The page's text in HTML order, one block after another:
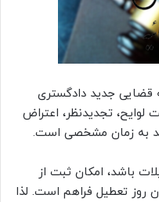
قضایی جدید دادگستری
تجدیدنظر، اعتراض
به زمان مشخصی است.
باشد، امکان ثبت از
روز تعطیل فراهم است. لذا